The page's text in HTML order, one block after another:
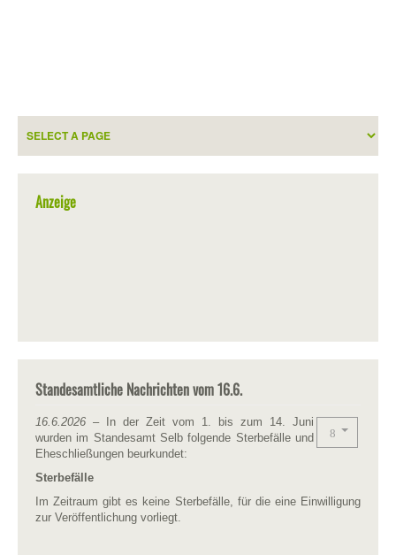
Anzeige
Standesamtliche Nachrichten vom 16.6.
16.6.2026 – In der Zeit vom 1. bis zum 14. Juni
wurden im Standesamt Selb folgende Sterbefälle und
Eheschließungen beurkundet:
Sterbefälle
Im Zeitraum gibt es keine Sterbefälle, für die eine Einwilligung
zur Veröffentlichung vorliegt.